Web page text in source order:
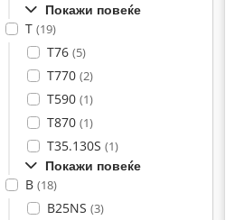
Покажи повеќе
T (19)
T76 (5)
T770 (2)
T590 (1)
T870 (1)
T35.130S (1)
Покажи повеќе
B (18)
B25NS (3)